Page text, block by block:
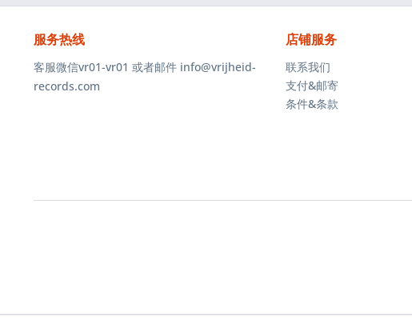
服务热线
客服微信vr01-vr01 或者邮件 info@vrijheid-
records.com
店铺服务
联系我们
支付&邮寄
条件&条款